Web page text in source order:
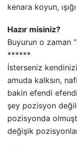
kenara koyun,
Hazır misiniz?
Buyurun o zaman “
******
İsterseniz
amuda kalksın,
bakin efendi
şey pozisyon
pozisyonda
değişik